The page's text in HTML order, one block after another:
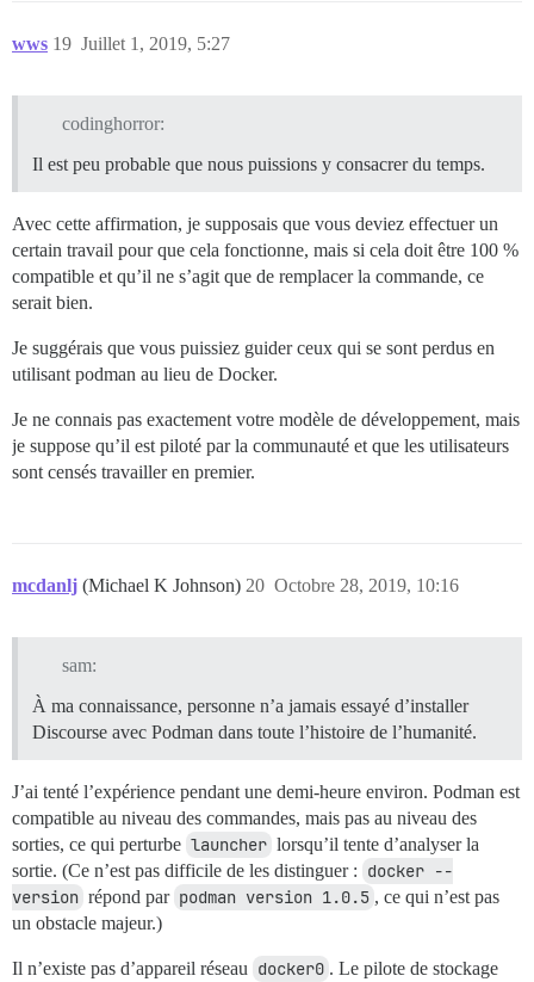
wws Juillet 1, 2019, 5:27
19
codinghorror:
Il est peu probable que nous puissions y consacrer du temps.
Avec cette affirmation, je supposais que vous deviez effectuer un
certain travail pour que cela fonctionne, mais si cela doit être 100 %
compatible et qu’il ne s’agit que de remplacer la commande, ce
serait bien.
Je suggérais que vous puissiez guider ceux qui se sont perdus en
utilisant podman au lieu de Docker.
Je ne connais pas exactement votre modèle de développement, mais
je suppose qu’il est piloté par la communauté et que les utilisateurs
sont censés travailler en premier.
mcdanlj (Michael K Johnson) Octobre 28, 2019, 10:16
20
sam:
À ma connaissance, personne n’a jamais essayé d’installer
Discourse avec Podman dans toute l’histoire de l’humanité.
J’ai tenté l’expérience pendant une demi-heure environ. Podman est
compatible au niveau des commandes, mais pas au niveau des
sorties, ce qui perturbe launcher lorsqu’il tente d’analyser la
sortie. (Ce n’est pas difficile de les distinguer : docker --
version répond par podman version 1.0.5 , ce qui n’est pas
un obstacle majeur.)
Il n’existe pas d’appareil réseau docker0 . Le pilote de stockage